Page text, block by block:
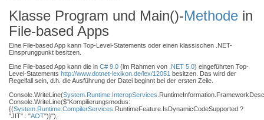
Klasse Program und Main()-Methode in
File-based Apps
Eine File-based App kann Top-Level-Statements oder einen klassischen .NET-
Einsprungpunkt besitzen.
Eine File-based App kann die in C# 9.0 (im Rahmen von .NET 5.0) eingeführten Top-
Level-Statements http://www.dotnet-lexikon.de/lex/12051 besitzen. Das wird der
Regelfall sein, d.h. die Ausführung der Datei beginnt bei der ersten Zeile.
Console.WriteLine(System.Runtime.InteropServices
Console.WriteLine($"Kompilierungsmodus:
{(System.Runtime.CompilerServices .RuntimeFeature.IsDynamicCodeSupported ?
"JIT" : "AOT")}");